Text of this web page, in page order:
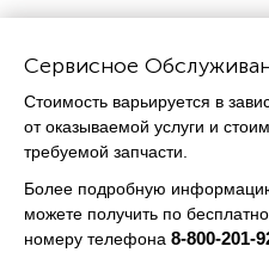
Сервисное
Стоимость варьируется в
от оказываемой услуги и
требуемой запчасти.
Более подробную
можете получить по
номеру телефона 8-800-201-